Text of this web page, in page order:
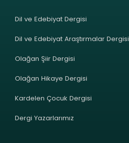
Dil ve Edebiyat Dergisi
Dil ve Edebiyat Araştırmalar Dergisi
Olağan Şiir Dergisi
Olağan Hikaye Dergisi
Kardelen Çocuk Dergisi
Dergi Yazarlarımız